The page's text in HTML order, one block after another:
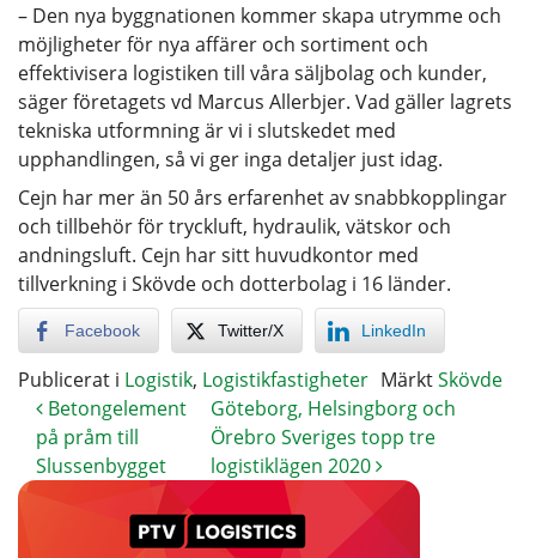
– Den nya byggnationen kommer skapa utrymme och
möjligheter för nya affärer och sortiment och
effektivisera logistiken till våra säljbolag och kunder,
säger företagets vd Marcus Allerbjer. Vad gäller lagrets
tekniska utformning är vi i slutskedet med
upphandlingen, så vi ger inga detaljer just idag.
Cejn har mer än 50 års erfarenhet av snabbkopplingar
och tillbehör för tryckluft, hydraulik, vätskor och
andningsluft. Cejn har sitt huvudkontor med
tillverkning i Skövde och dotterbolag i 16 länder.
Facebook Twitter/X LinkedIn
Publicerat i Logistik, Logistikfastigheter MärktSkövde
Betongelement
på pråm till
Slussenbygget
Göteborg, Helsingborg och
Örebro Sveriges topp tre
logistiklägen 2020